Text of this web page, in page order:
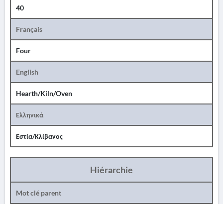
40
Français
Four
English
Hearth/Kiln/Oven
Ελληνικά
Εστία/Κλίβανος
Hiérarchie
Mot clé parent